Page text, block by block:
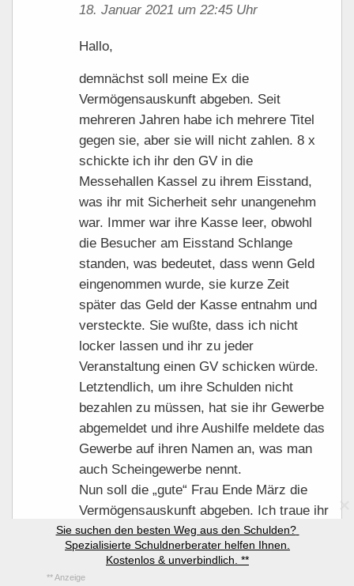
18. Januar 2021 um 22:45 Uhr
Hallo,
demnächst soll meine Ex die
Vermögensauskunft abgeben. Seit
mehreren Jahren habe ich mehrere Titel
gegen sie, aber sie will nicht zahlen. 8 x
schickte ich ihr den GV in die
Messehallen Kassel zu ihrem Eisstand,
was ihr mit Sicherheit sehr unangenehm
war. Immer war ihre Kasse leer, obwohl
die Besucher am Eisstand Schlange
standen, was bedeutet, dass wenn Geld
eingenommen wurde, sie kurze Zeit
später das Geld der Kasse entnahm und
versteckte. Sie wußte, dass ich nicht
locker lassen und ihr zu jeder
Veranstaltung einen GV schicken würde.
Letztendlich, um ihre Schulden nicht
bezahlen zu müssen, hat sie ihr Gewerbe
abgemeldet und ihre Aushilfe meldete das
Gewerbe auf ihren Namen an, was man
auch Scheingewerbe nennt.
Nun soll die „gute“ Frau Ende März die
Vermögensauskunft abgeben. Ich traue ihr
alles zu und gehe davon aus, dass sie
kurz vorher ihr Auto und andere Sachen
Sie suchen den besten Weg aus den Schulden?
Spezialisierte Schuldnerberater helfen Ihnen.
Kostenlos & unverbindlich. **
** Anzeige